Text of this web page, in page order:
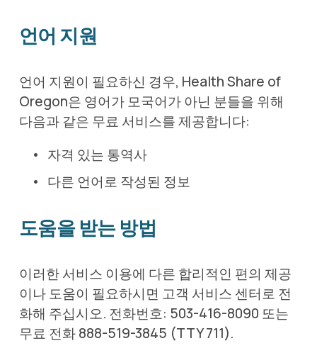
언어 지원
언어 지원이 필요하신 경우, Health Share of
Oregon은 영어가 모국어가 아닌 분들을 위해
다음과 같은 무료 서비스를 제공합니다:
자격 있는 통역사
다른 언어로 작성된 정보
도움을 받는 방법
이러한 서비스 이용에 다른 합리적인 편의 제공
이나 도움이 필요하시면 고객 서비스 센터로 전
화해 주십시오. 전화번호: 503-416-8090 또는
무료 전화 888-519-3845 (TTY 711).